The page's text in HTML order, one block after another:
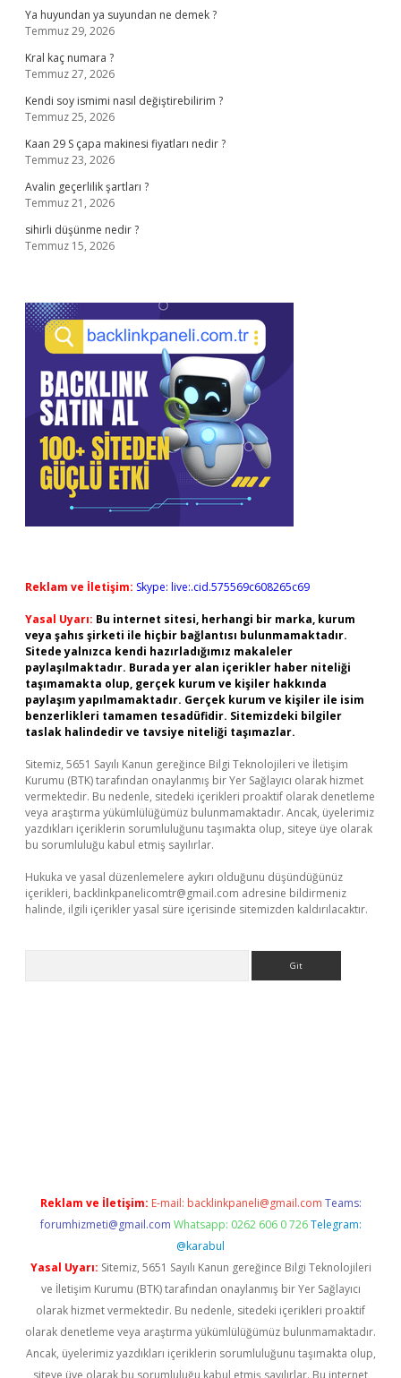
Ya huyundan ya suyundan ne demek ?
Temmuz 29, 2026
Kral kaç numara ?
Temmuz 27, 2026
Kendi soy ismimi nasıl değiştirebilirim ?
Temmuz 25, 2026
Kaan 29 S çapa makinesi fiyatları nedir ?
Temmuz 23, 2026
Avalin geçerlilik şartları ?
Temmuz 21, 2026
sihirli düşünme nedir ?
Temmuz 15, 2026
Reklam ve İletişim: Skype: live:.cid.575569c608265c69
Yasal Uyarı: Bu internet sitesi, herhangi bir marka, kurum
veya şahıs şirketi ile hiçbir bağlantısı bulunmamaktadır.
Sitede yalnızca kendi hazırladığımız makaleler
paylaşılmaktadır. Burada yer alan içerikler haber niteliği
taşımamakta olup, gerçek kurum ve kişiler hakkında
paylaşım yapılmamaktadır. Gerçek kurum ve kişiler ile isim
benzerlikleri tamamen tesadüfidir. Sitemizdeki bilgiler
taslak halindedir ve tavsiye niteliği taşımazlar.
Sitemiz, 5651 Sayılı Kanun gereğince Bilgi Teknolojileri ve İletişim
Kurumu (BTK) tarafından onaylanmış bir Yer Sağlayıcı olarak hizmet
vermektedir. Bu nedenle, sitedeki içerikleri proaktif olarak denetleme
veya araştırma yükümlülüğümüz bulunmamaktadır. Ancak, üyelerimiz
yazdıkları içeriklerin sorumluluğunu taşımakta olup, siteye üye olarak
bu sorumluluğu kabul etmiş sayılırlar.
Hukuka ve yasal düzenlemelere aykırı olduğunu düşündüğünüz
içerikleri, backlinkpanelicomtr@gmail.com adresine bildirmeniz
halinde, ilgili içerikler yasal süre içerisinde sitemizden kaldırılacaktır.
Reklam ve İletişim: E-mail: backlinkpaneli@gmail.com Teams:
forumhizmeti@gmail.com Whatsapp: 0262 606 0 726 Telegram:
@karabul
Yasal Uyarı: Sitemiz, 5651 Sayılı Kanun gereğince Bilgi Teknolojileri
ve İletişim Kurumu (BTK) tarafından onaylanmış bir Yer Sağlayıcı
olarak hizmet vermektedir. Bu nedenle, sitedeki içerikleri proaktif
olarak denetleme veya araştırma yükümlülüğümüz bulunmamaktadır.
Ancak, üyelerimiz yazdıkları içeriklerin sorumluluğunu taşımakta olup,
siteye üye olarak bu sorumluluğu kabul etmiş sayılırlar. Bu internet